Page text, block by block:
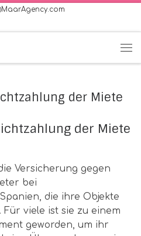
der Miete
der Miete
Versicherung gegen
bei
die ihre Objekte
viele ist sie zu einem
geworden, um ihr